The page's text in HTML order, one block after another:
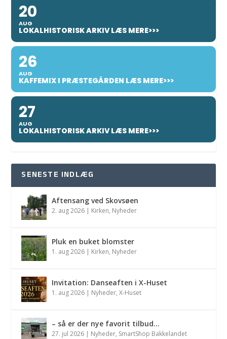
20
AUG
LOKALHISTORISK ARKIV LÆS MERE>>>
26
AUG
KAFFEMIX I PRÆSTEGÅRDEN LÆS MERE>>>
27
AUG
LOKALHISTORISK ARKIV LÆS MERE>>>
SENESTE INDLÆG
Aftensang ved Skovsøen
2. aug 2026 | Kirken, Nyheder
Pluk en buket blomster
1. aug 2026 | Kirken, Nyheder
Invitation: Danseaften i X-Huset
1. aug 2026 | Nyheder,X-Huset
– så er der nye favorit tilbud…
27. jul 2026 | Nyheder, SmartShop Bakkelandet